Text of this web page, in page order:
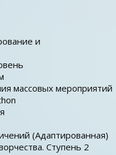
и
массовых мероприятий
(Адаптированная)
Ступень 2